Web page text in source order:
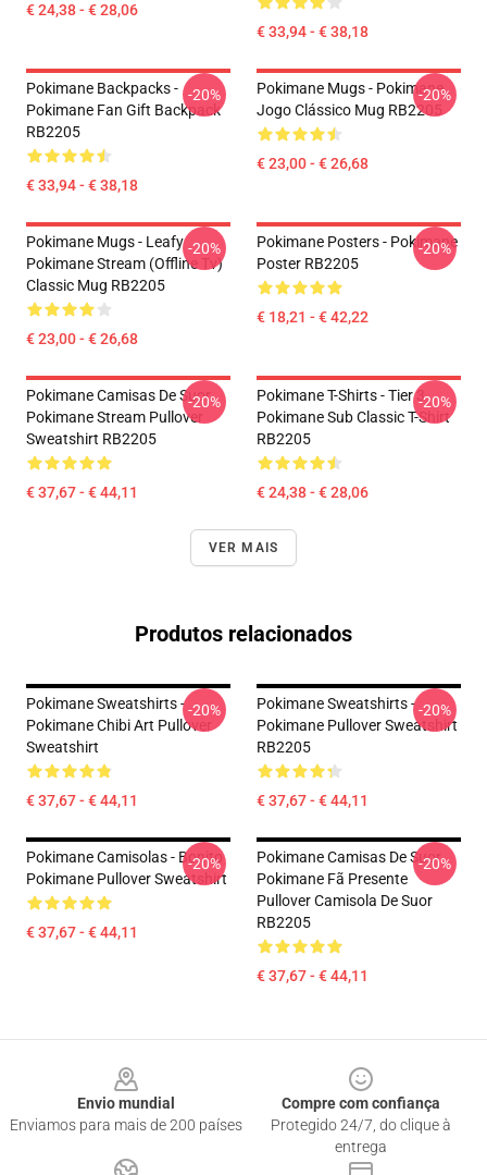
€ 24,38 - € 28,06
€ 33,94 - € 38,18
Pokimane Backpacks -
Pokimane Fan Gift Backpack
RB2205
€ 33,94 - € 38,18
-20%
Pokimane Mugs - Pokimane
Jogo Clássico Mug RB2205
€ 23,00 - € 26,68
-20%
Pokimane Mugs - Leafy
Pokimane Stream (Offline Tv)
Classic Mug RB2205
€ 23,00 - € 26,68
-20%
Pokimane Posters - Pokimane
Poster RB2205
€ 18,21 - € 42,22
-20%
Pokimane Camisas De Suor
Pokimane Stream Pullover
Sweatshirt RB2205
€ 37,67 - € 44,11
-20%
Pokimane T-Shirts - Tier 3
Pokimane Sub Classic T-Shirt
RB2205
€ 24,38 - € 28,06
-20%
VER MAIS
Produtos relacionados
Pokimane Sweatshirts -
Pokimane Chibi Art Pullover
Sweatshirt
€ 37,67 - € 44,11
-20%
Pokimane Sweatshirts -
Pokimane Pullover Sweatshirt
RB2205
€ 37,67 - € 44,11
-20%
Pokimane Camisolas - Bonito
Pokimane Pullover Sweatshirt
€ 37,67 - € 44,11
-20%
Pokimane Camisas De Suor
Pokimane Fã Presente
Pullover Camisola De Suor
RB2205
€ 37,67 - € 44,11
-20%
Envio mundial
Enviamos para mais de 200 países
Compre com confiança
Protegido 24/7, do clique à
entrega